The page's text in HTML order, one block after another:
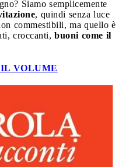
Siamo semplicemente
, quindi senza luce
commestibili, ma quello è
croccanti, buoni come il
VOLUME